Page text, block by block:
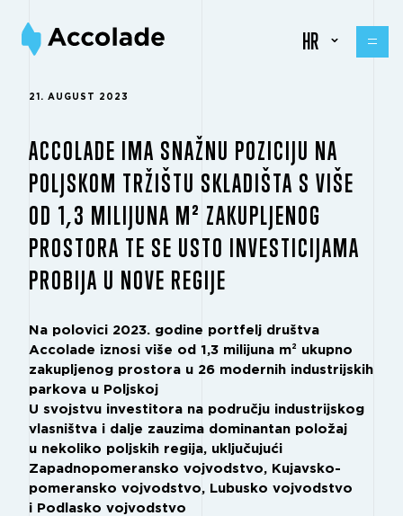
HR
21. AUGUST 2023
ACCOLADE IMA SNAŽNU POZICIJU NA
POLJSKOM TRŽIŠTU SKLADIŠTA S VIŠE
OD 1,3 MILIJUNA M² ZAKUPLJENOG
PROSTORA TE SE USTO INVESTICIJAMA
PROBIJA U NOVE REGIJE
Na polovici 2023. godine portfelj društva
Accolade iznosi više od 1,3 milijuna m² ukupno
zakupljenog prostora u 26 modernih industrijskih
parkova u Poljskoj
U svojstvu investitora na području industrijskog
vlasništva i dalje zauzima dominantan položaj
u nekoliko poljskih regija, uključujući
Zapadnopomeransko vojvodstvo, Kujavsko-
pomeransko vojvodstvo, Lubusko vojvodstvo
i Podlasko vojvodstvo